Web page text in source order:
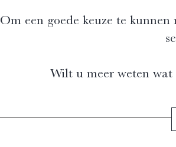
Om een goede keuze te
Wilt u meer weten